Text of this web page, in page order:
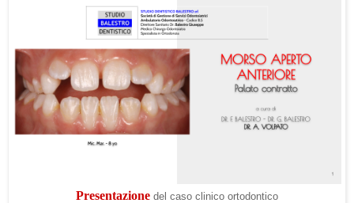
Presentazione del caso clinico ortodontico